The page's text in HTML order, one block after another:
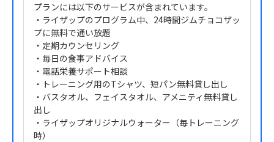
プランには以下のサービスが含まれています。
・ライザップのプログラム中、24時間ジムチョコザッ
プに無料で通い放題
・定期カウンセリング
・毎日の食事アドバイス
・電話栄養サポート相談
・トレーニング用のTシャツ、短パン無料貸し出し
・バスタオル、フェイスタオル、アメニティ無料貸し
出し
・ライザップオリジナルウォーター（毎トレーニング
時）